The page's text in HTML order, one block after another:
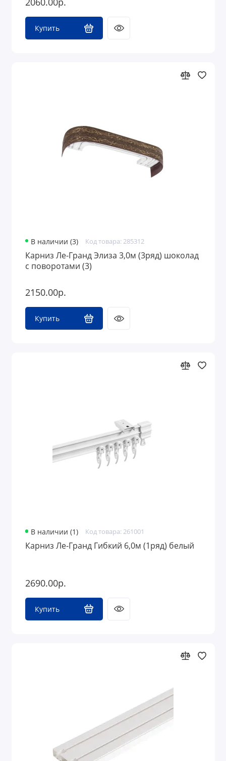
Купить
В наличии (3) Код товара: 285312
Карниз Ле-Гранд Элиза 3,0м (3ряд) шоколад
с поворотами (3)
2150.00р.
Купить
В наличии (1) Код товара: 261001
Карниз Ле-Гранд Гибкий 6,0м (1ряд) белый
2690.00р.
Купить